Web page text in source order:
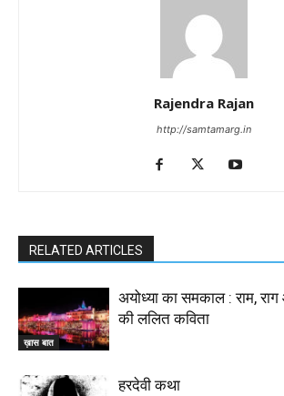
Rajendra Rajan
http://samtamarg.in
RELATED ARTICLES
ख़ास बात
अयोध्या का समकाल : राम,
की ललित कविता
हरदेवी कथा